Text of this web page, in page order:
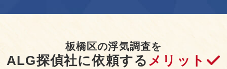
板橋区の浮気調査を
ALG探偵社に依頼する メリット